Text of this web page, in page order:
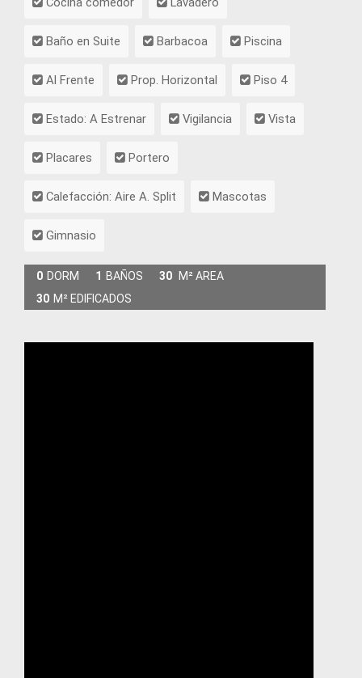
Baño en Suite Barbacoa Piscina
Al Frente Prop. Horizontal Piso 4
Estado: A Estrenar Vigilancia Vista
Placares Portero
Calefacción: Aire A. Split Mascotas
Gimnasio
0 DORM 1 BAÑOS 30
M² AREA
30 M² EDIFICADOS